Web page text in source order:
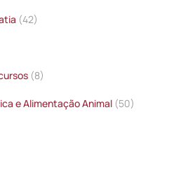
(42)
(8)
e Alimentação Animal (50)